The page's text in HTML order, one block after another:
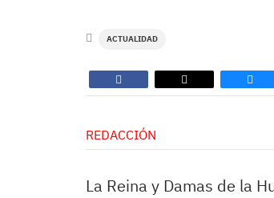
ACTUALIDAD
REDACCIÓN
La Reina y Damas de la